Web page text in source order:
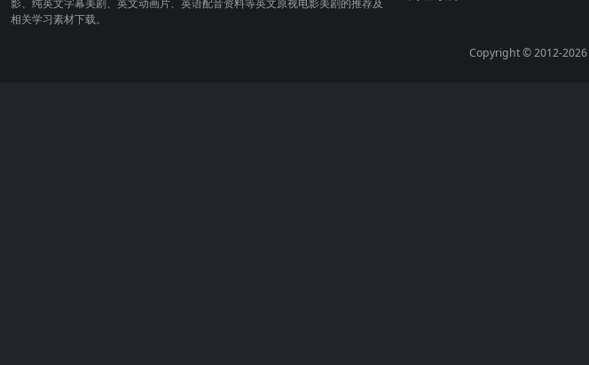
影、纯英文字幕美剧、英文动画片、英语配音资料等英文原视电影美剧的推荐及
相关学习素材下载。
Copyright © 2012-2026